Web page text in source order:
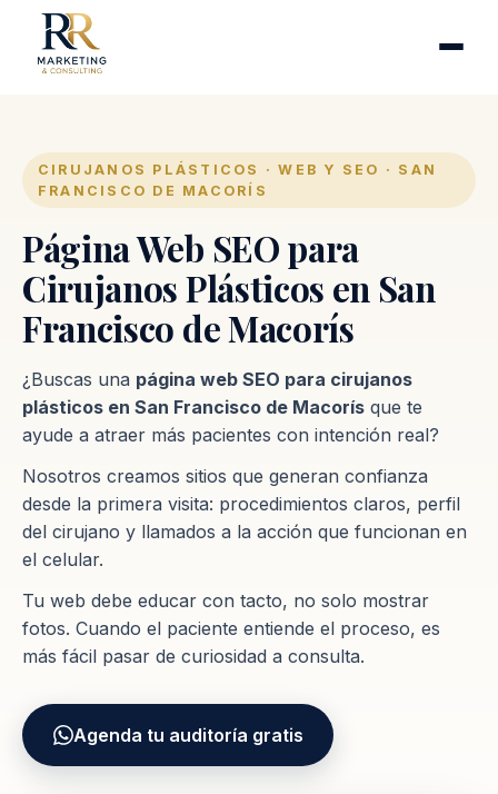
Industrias
Firmas contables
Proceso
Contacto
CIRUJANOS PLÁSTICOS · WEB Y SEO · SAN
FRANCISCO DE MACORÍS
Página Web SEO para
Cirujanos Plásticos en San
Francisco de Macorís
¿Buscas una página web SEO para cirujanos
plásticos en San Francisco de Macorís que te
ayude a atraer más pacientes con intención real?
Nosotros creamos sitios que generan confianza
desde la primera visita: procedimientos claros, perfil
del cirujano y llamados a la acción que funcionan en
el celular.
Tu web debe educar con tacto, no solo mostrar
fotos. Cuando el paciente entiende el proceso, es
más fácil pasar de curiosidad a consulta.
Agenda tu auditoría gratis